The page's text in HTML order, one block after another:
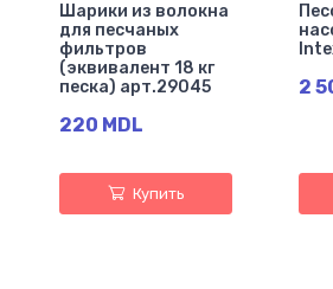
Шарики из волокна
для песчаных
фильтров
(эквивалент 18 кг
песка) арт.29045
220 MDL
Купить
2